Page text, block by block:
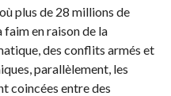
plus de 28 millions de
faim en raison de la
des conflits armés et
parallèlement, les
coincées entre des